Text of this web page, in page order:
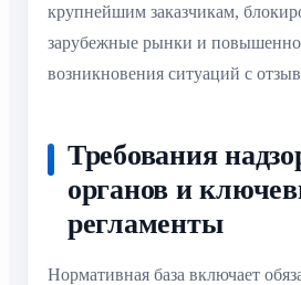
крупнейшим заказчикам,
зарубежные рынки и
возникновения ситуаций с
Требования
органов и
регламенты
Нормативная база включает